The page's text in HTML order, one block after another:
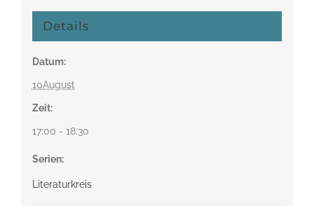
Details
Datum:
10August
Zeit:
17:00 - 18:30
Serien:
Literaturkreis